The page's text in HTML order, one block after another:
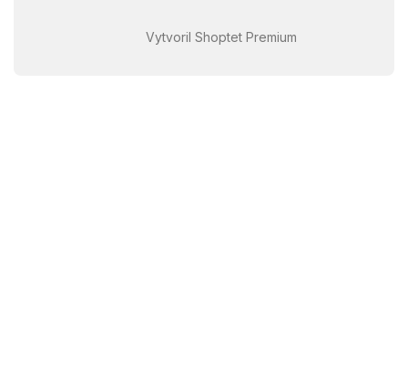
Vytvoril Shoptet Premium